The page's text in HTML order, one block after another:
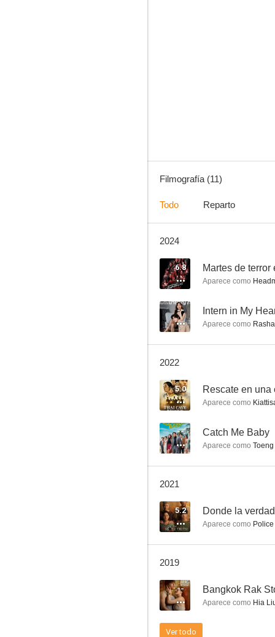
Love Destiny: The Movie
Tee Shot: Ariya Jutanugarn (aka Pro May)
Filmografía (11)
Todo Reparto
2024
6.8 Martes de terror
Aparece como
-- Intern in My
Aparece como
2022
5.0 Rescate en una
Aparece como
-- Catch Me Baby
Aparece como Toeng
2021
5.2 Donde la
Aparece como
2019
--
Aparece como Hia
Ver todo